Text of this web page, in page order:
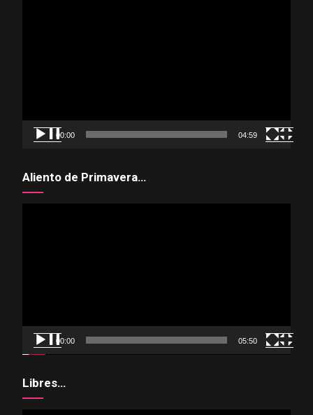
00:00 04:59
Aliento de Primavera…
00:00 05:50
Libres…